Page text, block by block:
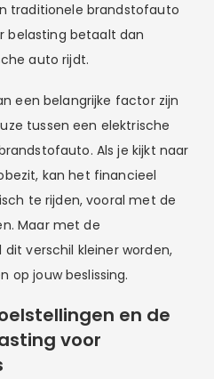
traditionele brandstofauto
belasting betaalt dan
auto rijdt.
een belangrijke factor zijn
tussen een elektrische
Als je kijkt naar
kan het financieel
te rijden, vooral met de
Maar met de
verschil kleiner worden,
op jouw beslissing.
en de
voor